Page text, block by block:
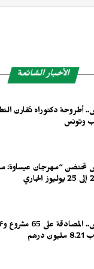
الأخبار الشائعة
أطروحة دكتوراه تُقارن
وتونس
تحتضن “مهرجان عيساوة:
مكناس..
درهم